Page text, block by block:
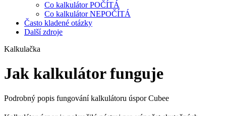
Co kalkulátor POČÍTÁ
Co kalkulátor NEPOČÍTÁ
Často kladené otázky
Další zdroje
Kalkulačka
Jak kalkulátor funguje
Podrobný popis fungování kalkulátoru úspor Cubee